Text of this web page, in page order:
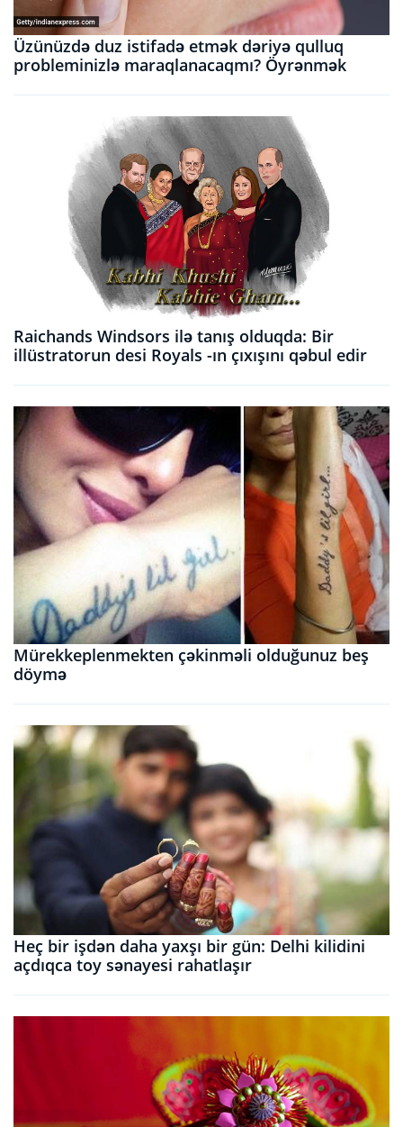
Üzünüzdə duz istifadə etmək dəriyə qulluq
probleminizlə maraqlanacaqmı? Öyrənmək
Raichands Windsors ilə tanış olduqda: Bir
illüstratorun desi Royals -ın çıxışını qəbul edir
Mürekkeplenmekten çəkinməli olduğunuz beş
döymə
Heç bir işdən daha yaxşı bir gün: Delhi kilidini
açdıqca toy sənayesi rahatlaşır